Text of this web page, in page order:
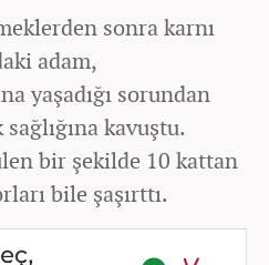
sonra karnı
adam,
yaşadığı sorundan
kavuştu.
bir şekilde 10 kattan
bile şaşırttı.